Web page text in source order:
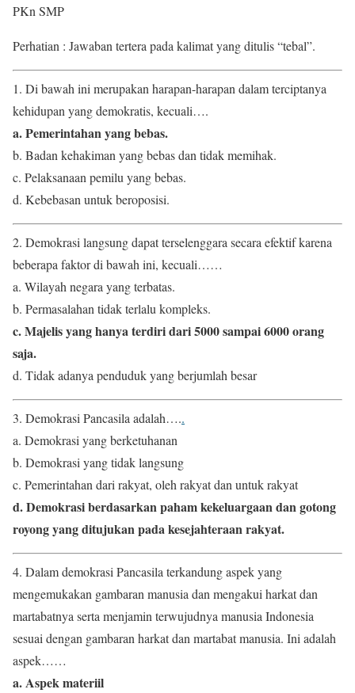
PKn SMP
Perhatian : Jawaban tertera pada kalimat yang ditulis “tebal”.
1. Di bawah ini merupakan harapan-harapan dalam terciptanya
kehidupan yang demokratis, kecuali….
a. Pemerintahan yang bebas.
b. Badan kehakiman yang bebas dan tidak memihak.
c. Pelaksanaan pemilu yang bebas.
d. Kebebasan untuk beroposisi.
2. Demokrasi langsung dapat terselenggara secara efektif karena
beberapa faktor di bawah ini, kecuali……
a. Wilayah negara yang terbatas.
b. Permasalahan tidak terlalu kompleks.
c. Majelis yang hanya terdiri dari 5000 sampai 6000 orang
saja.
d. Tidak adanya penduduk yang berjumlah besar
3. Demokrasi Pancasila adalah…..
a. Demokrasi yang berketuhanan
b. Demokrasi yang tidak langsung
c. Pemerintahan dari rakyat, oleh rakyat dan untuk rakyat
d. Demokrasi berdasarkan paham kekeluargaan dan gotong
royong yang ditujukan pada kesejahteraan rakyat.
4. Dalam demokrasi Pancasila terkandung aspek yang
mengemukakan gambaran manusia dan mengakui harkat dan
martabatnya serta menjamin terwujudnya manusia Indonesia
sesuai dengan gambaran harkat dan martabat manusia. Ini adalah
aspek……
a. Aspek materiil